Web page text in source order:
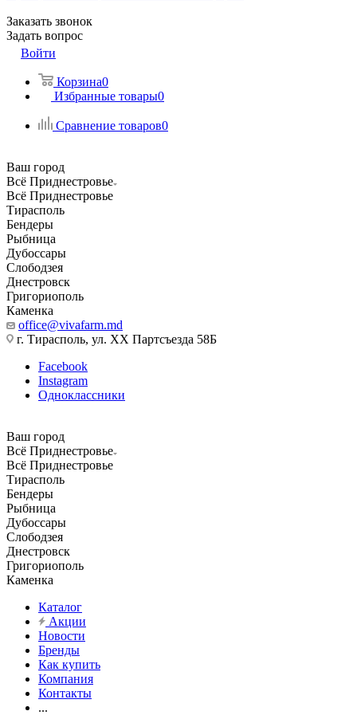
Заказать звонок
Задать вопрос
Войти
Корзина0
Избранные товары0
Сравнение товаров0
Ваш город
Всё Приднестровье
Всё Приднестровье
Тирасполь
Бендеры
Рыбница
Дубоссары
Слободзея
Днестровск
Григориополь
Каменка
office@vivafarm.md
г. Тирасполь, ул. ХХ Партсъезда 58Б
Facebook
Instagram
Одноклассники
Ваш город
Всё Приднестровье
Всё Приднестровье
Тирасполь
Бендеры
Рыбница
Дубоссары
Слободзея
Днестровск
Григориополь
Каменка
Каталог
Акции
Новости
Бренды
Как купить
Компания
Контакты
...